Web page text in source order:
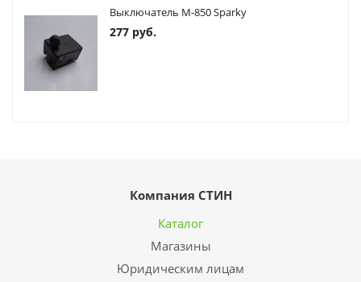
Выключатель М-850 Sparky
277 руб.
Компания СТИН
Каталог
Магазины
Юридическим лицам